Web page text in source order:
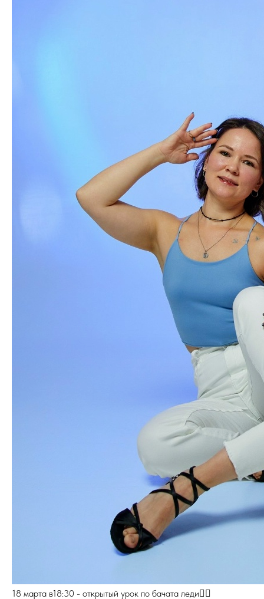
18 марта в18:30 - открытый урок по бачата леди❤️‍🔥